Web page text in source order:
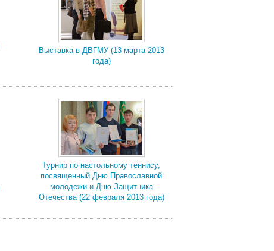
Выставка в ДВГМУ (13 марта 2013
года)
Турнир по настольному теннису,
посвященный Дню Православной
молодежи и Дню Защитника
Отечества (22 февраля 2013 года)